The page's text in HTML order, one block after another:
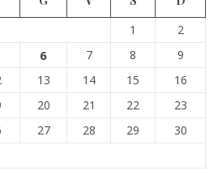
1
2
6 7 8
9
13 14 15
16
20 21 22
23
27 28 29
30